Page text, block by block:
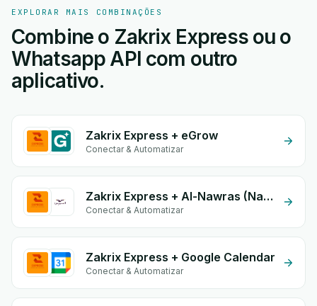
EXPLORAR MAIS COMBINAÇÕES
Combine o Zakrix Express ou o
Whatsapp API com outro
aplicativo.
Zakrix Express + eGrow
Conectar & Automatizar
Zakrix Express + Al-Nawras (Nawris)
Conectar & Automatizar
Zakrix Express + Google Calendar
Conectar & Automatizar